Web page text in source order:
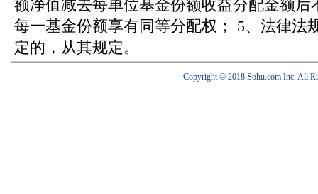
额净值减去每单位基金份额收益分配金额后
每一基金份额享有同等分配权； 5、法律法
定的，从其规定。
Copyright © 2018 Sohu.com Inc. All